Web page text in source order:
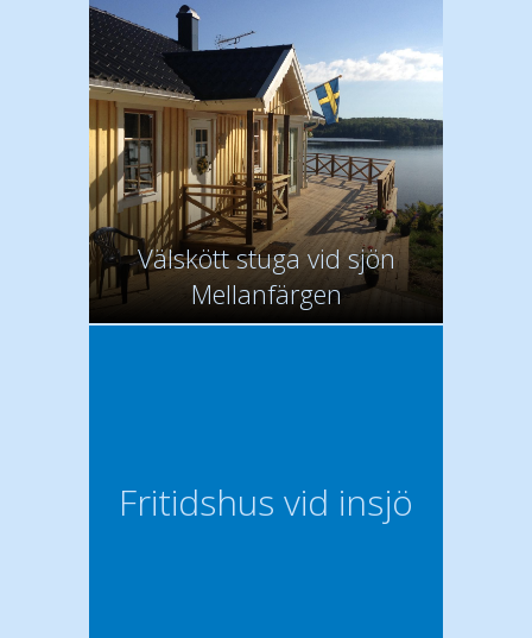
Välskött stuga vid sjön
Mellanfärgen
Fritidshus vid insjö